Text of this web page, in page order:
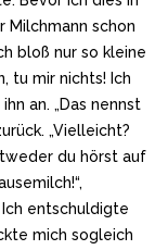
Milchmann schon
bloß nur so kleine
tu mir nichts! Ich
an. „Das nennst
„Vielleicht?
du hörst auf
entschuldigte
mich sogleich